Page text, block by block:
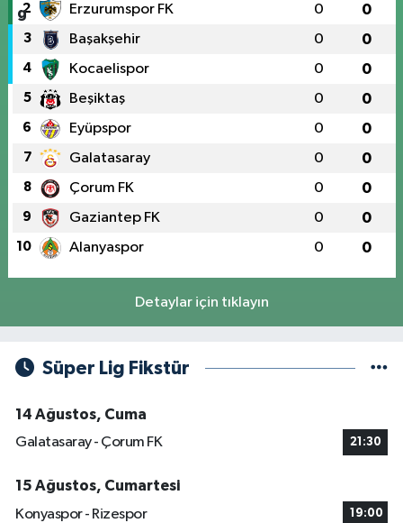
2 Erzurumspor FK 0 0
3 Başakşehir 0 0
4 Kocaelispor 0 0
5 Beşiktaş 0 0
6 Eyüpspor 0 0
7 Galatasaray 0 0
8 Çorum FK 0 0
9 Gaziantep FK 0 0
10 Alanyaspor 0 0
Detaylar için tıklayın
Süper Lig Fikstür
14 Ağustos, Cuma
Galatasaray - Çorum FK
21:30
15 Ağustos, Cumartesi
Konyaspor - Rizespor
19:00